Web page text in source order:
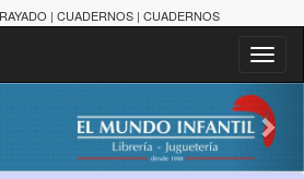
| CUADERNOS | CUADERNOS